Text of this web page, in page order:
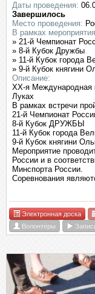
Даты проведения:
Завершилось
Место проведения:
В рамках
» 21-й Чемпионат
» 8-й Кубок Дружбы
» 11-й Кубок города
» 9-й Кубок княгини
Описание:
XX-я Международная
Луках
В рамках встречи
21-й Чемпионат
8-й Кубок ДРУЖБЫ
11-й Кубок города
9-й Кубок княгини
Мероприятие
России и в
Минспорта России.
Соревнования
Электронная доска
Волонтёры